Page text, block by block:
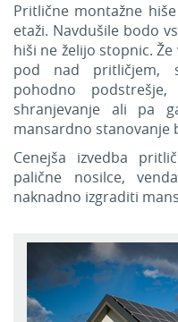
Pritlične montažne
etaži. Navdušile bodo
hiši ne želijo stopnic.
pod nad pritličjem,
pohodno
shranjevanje ali pa
mansardno stanovanje
Cenejša izvedba
palične nosilce,
naknadno izgraditi